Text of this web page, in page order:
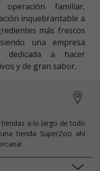
familiar,
inquebrantable a
más frescos
una empresa
dedicada a hacer
y de gran sabor.
a lo largo de todo
tienda SuperZoo ahí